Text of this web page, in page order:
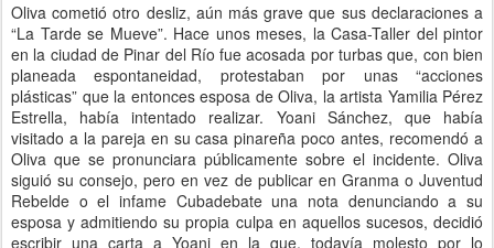
Oliva cometió otro desliz, aún más grave que sus declaraciones a
“La Tarde se Mueve”. Hace unos meses, la Casa-Taller del pintor
en la ciudad de Pinar del Río fue acosada por turbas que, con bien
planeada espontaneidad, protestaban por unas “acciones
plásticas” que la entonces esposa de Oliva, la artista Yamilia Pérez
Estrella, había intentado realizar. Yoani Sánchez, que había
visitado a la pareja en su casa pinareña poco antes, recomendó a
Oliva que se pronunciara públicamente sobre el incidente. Oliva
siguió su consejo, pero en vez de publicar en Granma o Juventud
Rebelde o el infame Cubadebate una nota denunciando a su
esposa y admitiendo su propia culpa en aquellos sucesos, decidió
escribir una carta a Yoani en la que, todavía molesto por lo